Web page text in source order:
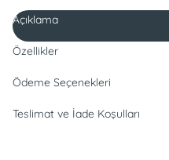
Açıklama
Özellikler
Ödeme Seçenekleri
Teslimat ve İade Koşulları